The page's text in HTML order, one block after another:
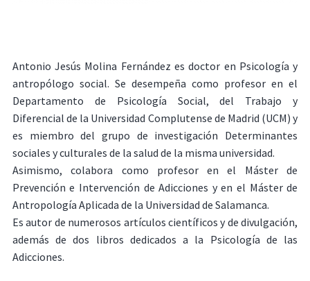
Antonio Jesús Molina Fernández es doctor en Psicología y
antropólogo social. Se desempeña como profesor en el
Departamento de Psicología Social, del Trabajo y
Diferencial de la Universidad Complutense de Madrid (UCM) y
es miembro del grupo de investigación Determinantes
sociales y culturales de la salud de la misma universidad.
Asimismo, colabora como profesor en el Máster de
Prevención e Intervención de Adicciones y en el Máster de
Antropología Aplicada de la Universidad de Salamanca.
Es autor de numerosos artículos científicos y de divulgación,
además de dos libros dedicados a la Psicología de las
Adicciones.